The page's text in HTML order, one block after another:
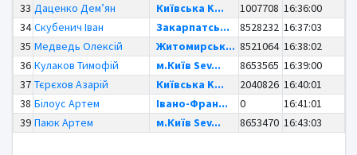
33 Даценко Дем’ян Київська K... 1007708 16:36:00
34 Скубенич Іван Закарпатсь... 8528232 16:37:03
35 Медведь Олексій Житомирськ... 8521064 16:38:02
36 Кулаков Тимофій м.Київ Sev... 8653565 16:39:00
37 Тєрєхов Азарій Київська K... 2040826 16:40:01
38 Білоус Артем Івано-Фран... 0
16:41:01
39 Паюк Артем м.Київ Sev... 8653470 16:43:03